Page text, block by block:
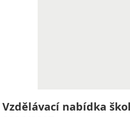
Vzdělávací nabídka